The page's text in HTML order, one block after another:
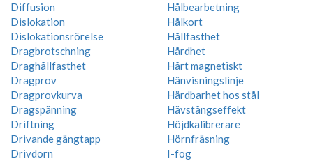
Diffusion
Dislokation
Dislokationsrörelse
Dragbrotschning
Draghållfasthet
Dragprov
Dragprovkurva
Dragspänning
Driftning
Drivande gängtapp
Drivdorn
Hålbearbetning
Hålkort
Hållfasthet
Hårdhet
Hårt magnetiskt
Hänvisningslinje
Härdbarhet hos stål
Hävstångseffekt
Höjdkalibrerare
Hörnfräsning
I-fog